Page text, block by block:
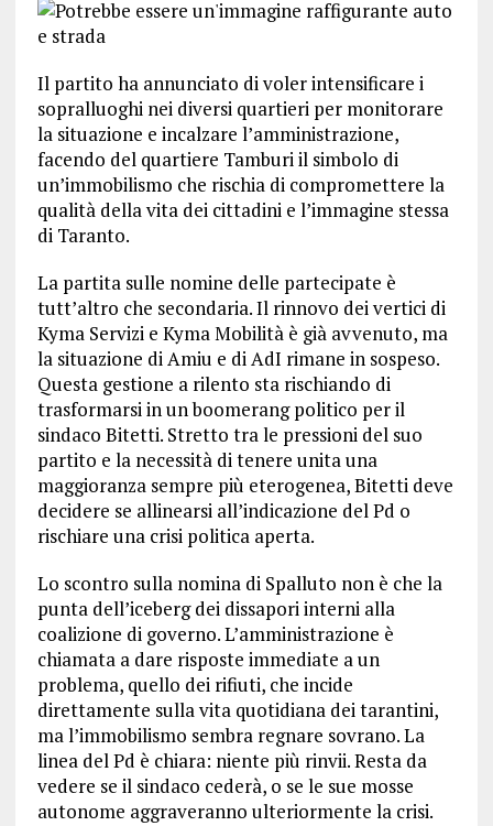
Il partito ha annunciato di voler intensificare i
sopralluoghi nei diversi quartieri per monitorare
la situazione e incalzare l’amministrazione,
facendo del quartiere Tamburi il simbolo di
un’immobilismo che rischia di compromettere la
qualità della vita dei cittadini e l’immagine stessa
di Taranto.
La partita sulle nomine delle partecipate è
tutt’altro che secondaria. Il rinnovo dei vertici di
Kyma Servizi e Kyma Mobilità è già avvenuto, ma
la situazione di Amiu e di AdI rimane in sospeso.
Questa gestione a rilento sta rischiando di
trasformarsi in un boomerang politico per il
sindaco Bitetti. Stretto tra le pressioni del suo
partito e la necessità di tenere unita una
maggioranza sempre più eterogenea, Bitetti deve
decidere se allinearsi all’indicazione del Pd o
rischiare una crisi politica aperta.
Lo scontro sulla nomina di Spalluto non è che la
punta dell’iceberg dei dissapori interni alla
coalizione di governo. L’amministrazione è
chiamata a dare risposte immediate a un
problema, quello dei rifiuti, che incide
direttamente sulla vita quotidiana dei tarantini,
ma l’immobilismo sembra regnare sovrano. La
linea del Pd è chiara: niente più rinvii. Resta da
vedere se il sindaco cederà, o se le sue mosse
autonome aggraveranno ulteriormente la crisi.